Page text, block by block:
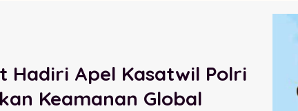
Hadiri Apel Kasatwil Polri
Keamanan Global